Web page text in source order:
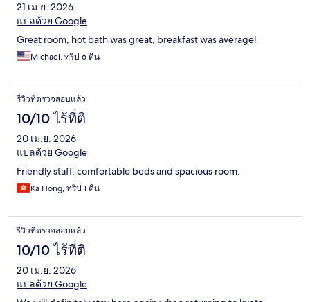
21 เม.ย. 2026
แปลด้วย Google
Great room, hot bath was great, breakfast was average!
Michael, ทริป 6 คืน
รีวิวที่ตรวจสอบแล้ว
10/10 ไร้ที่ติ
20 เม.ย. 2026
แปลด้วย Google
Friendly staff, comfortable beds and spacious room.
Ka Hong, ทริป 1 คืน
รีวิวที่ตรวจสอบแล้ว
10/10 ไร้ที่ติ
20 เม.ย. 2026
แปลด้วย Google